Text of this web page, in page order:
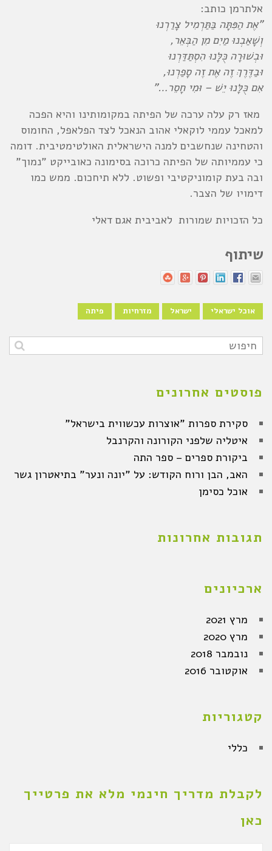
אלתרמן כותב:
"אֶת הַפִּתָּה בַּתַּרְמִיל צָרַרְנוּ
וְשָׁאַבְנוּ מַיִם מִן הַבְּאֵר,
וּבְשׁוּרָה כֻּלָּנוּ הִסְתַּדַּרְנוּ
וּבַדֶּרֶךְ זֶה אֶת זֶה סָפַרְנוּ,
אִם כֻּלָּנוּ יֵשׁ – וּמִי חָסֵר…"
מאז רק עלה ערכה של הפיתה במקומותינו והיא הפכה
למאכל עממי לוקאלי אהוב הנאכל לצד הפלאפל, החומוס
והטחינה שנחשבים למנה הישראלית האולטימטיבית. דומה
כי עממיותה של הפיתה כרוכה בסימונה כאובייקט "נמוך"
ובה בעת קומוניקטיבי ופשוט. ללא תיחכום. ממש כמו
דימויו של הצבר.
כל הזכויות שמורות לאביבית אגם דאלי
שיתוף
אוכל ישראלי ישראל מזרחיות פיתה
פוסטים אחרונים
סקירת ספרות "אוצרות עכשווית בישראל"
איטליה שלפני הקורונה והקרנבל
ביקורת ספרים – ספר התה
האב, הבן ורוח הקודש: על "יונה ונער" בתיאטרון גשר
אוכל כסימן
תגובות אחרונות
ארכיונים
מרץ 2021
מרץ 2020
נובמבר 2018
אוקטובר 2016
קטגוריות
כללי
לקבלת מדריך חינמי מלא את פרטייך
כאן